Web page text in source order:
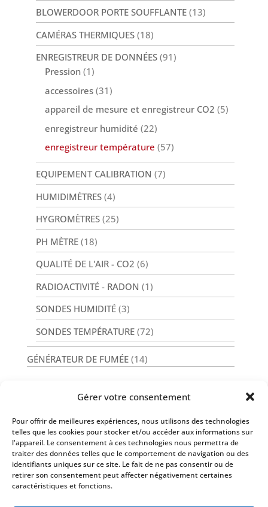
Gérer votre consentement
Pour offrir de meilleures expériences, nous utilisons des technologies
telles que les cookies pour stocker et/ou accéder aux informations sur
l'appareil. Le consentement à ces technologies nous permettra de
traiter des données telles que le comportement de navigation ou des
identifiants uniques sur ce site. Le fait de ne pas consentir ou de
retirer son consentement peut affecter négativement certaines
caractéristiques et fonctions.
BLOWERDOOR PORTE SOUFFLANTE (13)
CAMÉRAS THERMIQUES (18)
ENREGISTREUR DE DONNÉES (91)
Pression (1)
accessoires (31)
appareil de mesure et enregistreur CO2 (5)
enregistreur humidité (22)
enregistreur température (57)
EQUIPEMENT CALIBRATION (7)
HUMIDIMÈTRES (4)
HYGROMÈTRES (25)
PH MÈTRE (18)
QUALITÉ DE L'AIR - CO2 (6)
RADIOACTIVITÉ - RADON (1)
SONDES HUMIDITÉ (3)
SONDES TEMPÉRATURE (72)
GÉNÉRATEUR DE FUMÉE (14)
Nos Services